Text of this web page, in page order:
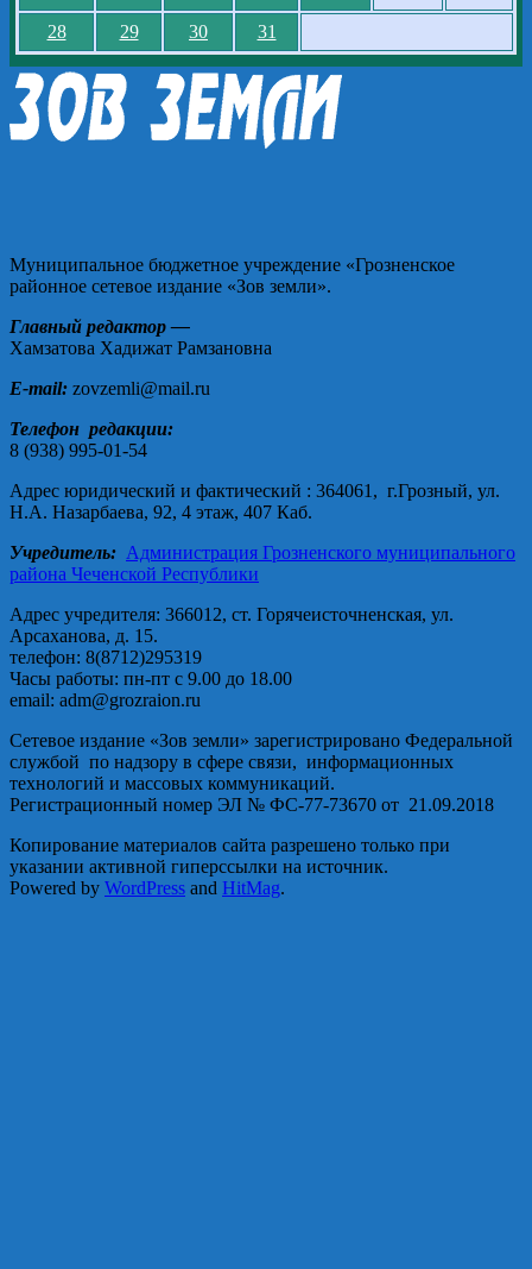
28
29 30 31
Муниципальное бюджетное учреждение «Грозненское
районное сетевое издание «Зов земли».
Главный редактор —
Хамзатова Хадижат Рамзановна
E-mail: zovzemli@mail.ru
Телефон редакции:
8 (938) 995-01-54
Адрес юридический и фактический : 364061, г.Грозный, ул.
Н.А. Назарбаева, 92, 4 этаж, 407 Каб.
Учредитель: Администрация Грозненского муниципального
района Чеченской Республики
Адрес учредителя: 366012, ст. Горячеисточненская, ул.
Арсаханова, д. 15.
телефон: 8(8712)295319
Часы работы: пн-пт с 9.00 до 18.00
email: adm@grozraion.ru
Сетевое издание «Зов земли» зарегистрировано Федеральной
службой по надзору в сфере связи, информационных
технологий и массовых коммуникаций.
Регистрационный номер ЭЛ № ФС-77-73670 от 21.09.2018
Копирование материалов сайта разрешено только при
указании активной гиперссылки на источник.
Powered by WordPress and HitMag.